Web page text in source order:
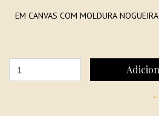
EM CANVAS COM MOLDURA